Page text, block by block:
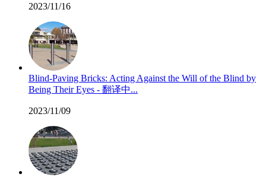
2023/11/16
Blind-Paving Bricks: Acting Against the Will of the Blind by
Being Their Eyes - 翻译中...
2023/11/09